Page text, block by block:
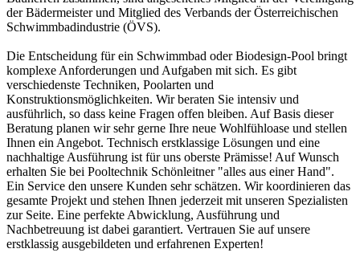
der Bädermeister und Mitglied des Verbands der Österreichischen
Schwimmbadindustrie (ÖVS).
Die Entscheidung für ein Schwimmbad oder Biodesign-Pool bringt
komplexe Anforderungen und Aufgaben mit sich. Es gibt
verschiedenste Techniken, Poolarten und
Konstruktionsmöglichkeiten. Wir beraten Sie intensiv und
ausführlich, so dass keine Fragen offen bleiben. Auf Basis dieser
Beratung planen wir sehr gerne Ihre neue Wohlfühloase und stellen
Ihnen ein Angebot. Technisch erstklassige Lösungen und eine
nachhaltige Ausführung ist für uns oberste Prämisse! Auf Wunsch
erhalten Sie bei Pooltechnik Schönleitner "alles aus einer Hand".
Ein Service den unsere Kunden sehr schätzen. Wir koordinieren das
gesamte Projekt und stehen Ihnen jederzeit mit unseren Spezialisten
zur Seite. Eine perfekte Abwicklung, Ausführung und
Nachbetreuung ist dabei garantiert. Vertrauen Sie auf unsere
erstklassig ausgebildeten und erfahrenen Experten!